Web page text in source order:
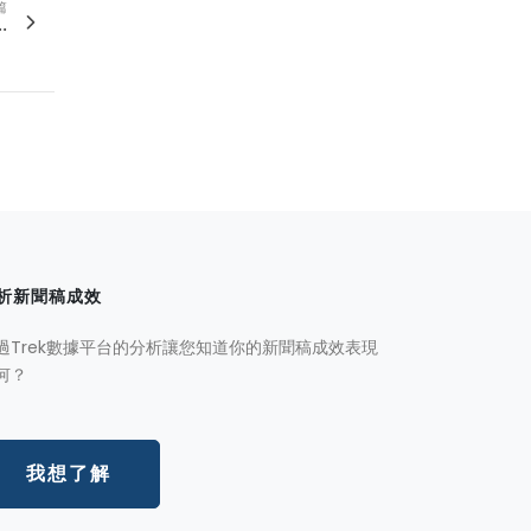
新聞稿成效
Trek數據平台的分析讓您知道你的新聞稿成效表現
？
我想了解